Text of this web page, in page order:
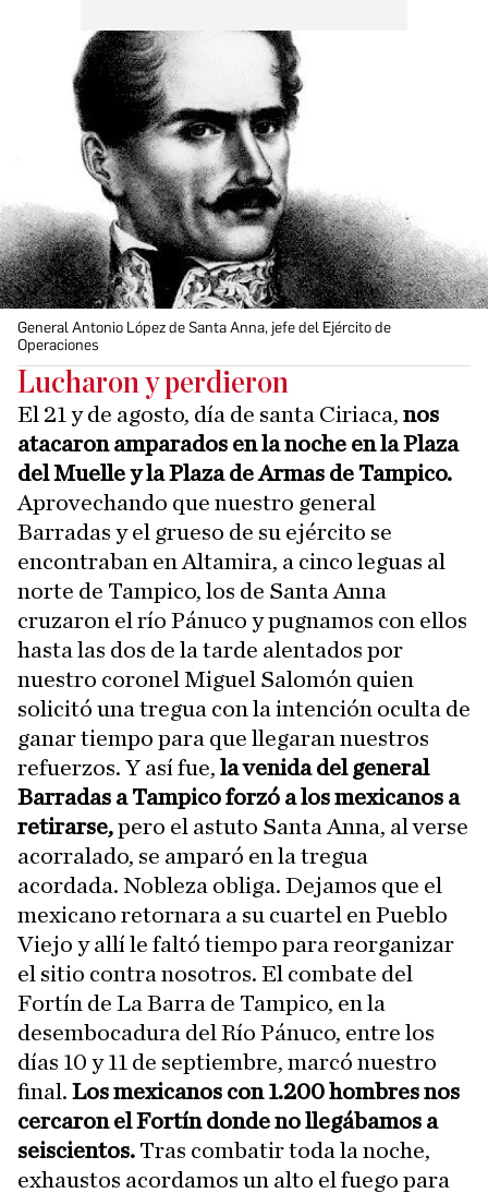
General Antonio López de Santa Anna, jefe del Ejército de
Operaciones
Lucharon y perdieron
El 21 y de agosto, día de santa Ciriaca, nos
atacaron amparados en la noche en la Plaza
del Muelle y la Plaza de Armas de Tampico.
Aprovechando que nuestro general
Barradas y el grueso de su ejército se
encontraban en Altamira, a cinco leguas al
norte de Tampico, los de Santa Anna
cruzaron el río Pánuco y pugnamos con ellos
hasta las dos de la tarde alentados por
nuestro coronel Miguel Salomón quien
solicitó una tregua con la intención oculta de
ganar tiempo para que llegaran nuestros
refuerzos. Y así fue, la venida del general
Barradas a Tampico forzó a los mexicanos a
retirarse,pero el astuto Santa Anna, al verse
acorralado, se amparó en la tregua
acordada. Nobleza obliga. Dejamos que el
mexicano retornara a su cuartel en Pueblo
Viejo y allí le faltó tiempo para reorganizar
el sitio contra nosotros. El combate del
Fortín de La Barra de Tampico, en la
desembocadura del Río Pánuco, entre los
días 10 y 11 de septiembre, marcó nuestro
final. Los mexicanos con 1.200 hombres nos
cercaron el Fortín donde no llegábamos a
seiscientos. Tras combatir toda la noche,
exhaustos acordamos un alto el fuego para